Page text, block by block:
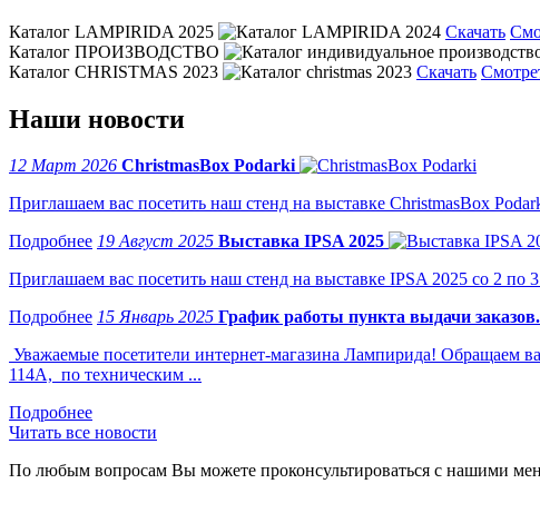
Каталог LAMPIRIDA 2025 Скачать
Каталог ПРОИЗВОДСТВО
Каталог CHRISTMAS 2023
Скачать
Наши новости
12 Март 2026 ChristmasBox Podarki
Приглашаем вас посетить наш стенд на выставке ChristmasBox
19 Август 2025 Выставка IPSA 2025
Приглашаем вас посетить наш стенд на выставке IPSA 2025 со 2
15 Январь 2025 График работы пункта выдачи заказов.
Уважаемые посетители интернет-магазина Лампирида!
114А, по техническим ...
Читать все новости
По любым вопросам Вы можете проконсультироваться с нашими